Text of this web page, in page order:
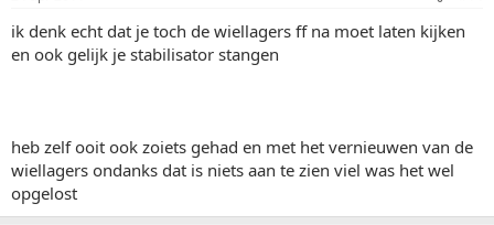
ik denk echt dat je toch de wiellagers ff na moet laten kijken
en ook gelijk je stabilisator stangen
heb zelf ooit ook zoiets gehad en met het vernieuwen van de
wiellagers ondanks dat is niets aan te zien viel was het wel
opgelost